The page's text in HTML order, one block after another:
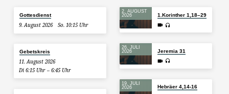
Gottesdienst
9. August 2026 So. 10:15 Uhr
Gebetskreis
11. August 2026
Di 6:15 Uhr – 6:45 Uhr
2. AUGUST
2026
1.Korinther 1,18–29
26. JULI
2026
Jeremia 31
19. JULI
2026
Hebräer 4,14-16